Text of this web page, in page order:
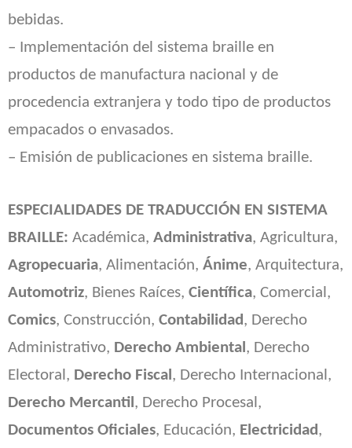
bebidas.
– Implementación del sistema braille en
productos de manufactura nacional y de
procedencia extranjera y todo tipo de productos
empacados o envasados.
– Emisión de publicaciones en sistema braille.
ESPECIALIDADES DE TRADUCCIÓN EN SISTEMA
BRAILLE: Académica, Administrativa, Agricultura,
Agropecuaria, Alimentación, Ánime, Arquitectura,
Automotriz, Bienes Raíces, Científica, Comercial,
Comics, Construcción, Contabilidad, Derecho
Administrativo, Derecho Ambiental , Derecho
Electoral, Derecho Fiscal , Derecho Internacional,
Derecho Mercantil , Derecho Procesal,
Documentos Oficiales, Educación, Electricidad,